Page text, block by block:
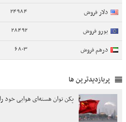
دلار فروش 24984
یورو فروش 28492
درهم فروش 6803
پربازدیدترین ها
پکن توان هسته‌ای هوایی خود